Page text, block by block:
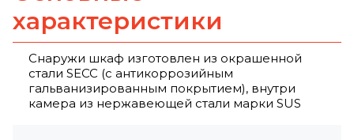
характеристики
Снаружи шкаф изготовлен из окрашенной
стали SECC (с антикоррозийным
гальванизированным покрытием), внутри
камера из нержавеющей стали марки SUS